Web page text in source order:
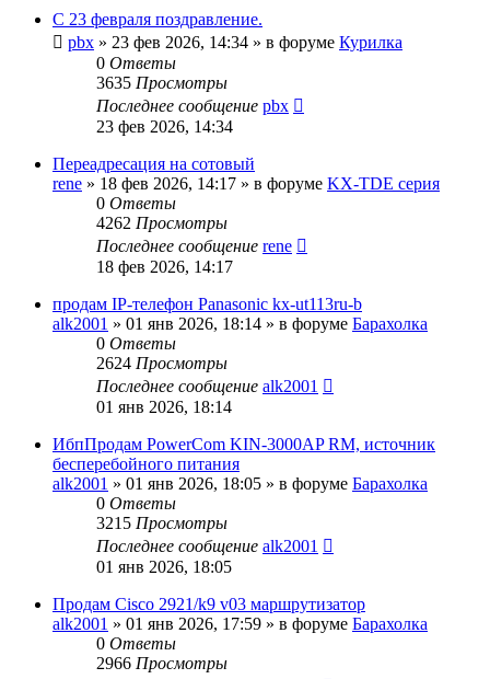
С 23 февраля поздравление.
pbx » 23 фев 2026, 14:34 » в форуме Курилка
0 Ответы
3635 Просмотры
Последнее сообщение pbx
23 фев 2026, 14:34
Переадресация на сотовый
rene » 18 фев 2026, 14:17 » в форуме KX-TDE серия
0 Ответы
4262 Просмотры
Последнее сообщение rene
18 фев 2026, 14:17
продам IP-телефон Panasonic kx-ut113ru-b
alk2001 » 01 янв 2026, 18:14 » в форуме Барахолка
0 Ответы
2624 Просмотры
Последнее сообщение alk2001
01 янв 2026, 18:14
ИбпПродам PowerCom KIN-3000AP RM, источник
бесперебойного питания
alk2001 » 01 янв 2026, 18:05 » в форуме Барахолка
0 Ответы
3215 Просмотры
Последнее сообщение alk2001
01 янв 2026, 18:05
Продам Cisco 2921/k9 v03 маршрутизатор
alk2001 » 01 янв 2026, 17:59 » в форуме Барахолка
0 Ответы
2966 Просмотры